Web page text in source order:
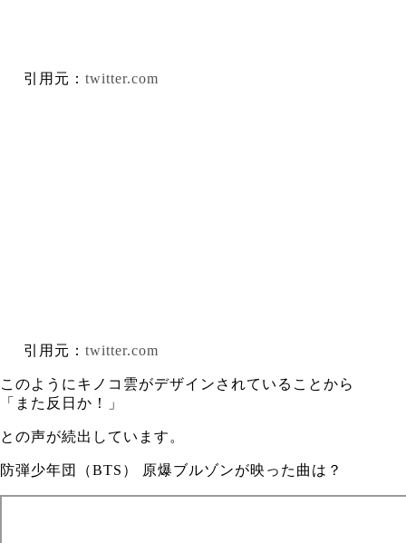
引用元： twitter.com
引用元： twitter.com
このようにキノコ雲がデザインされていることから
「また反日か！」
との声が続出しています。
防弾少年団（BTS） 原爆ブルゾンが映った曲は？